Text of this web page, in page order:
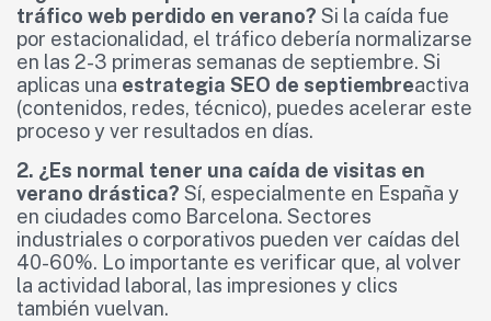
tráfico web perdido en verano? Si la caída fue
por estacionalidad, el tráfico debería normalizarse
en las 2-3 primeras semanas de septiembre. Si
aplicas una estrategia SEO de septiembreactiva
(contenidos, redes, técnico), puedes acelerar este
proceso y ver resultados en días.
2. ¿Es normal tener una caída de visitas en
verano drástica? Sí, especialmente en España y
en ciudades como Barcelona. Sectores
industriales o corporativos pueden ver caídas del
40-60%. Lo importante es verificar que, al volver
la actividad laboral, las impresiones y clics
también vuelvan.